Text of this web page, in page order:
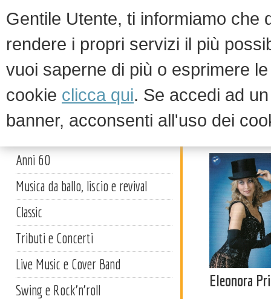
Gentile Utente, ti informiamo che
rendere i propri servizi il più
vuoi saperne di più o esprimere
cookie clicca qui. Se accedi ad
banner, acconsenti all'uso dei
Artisti
Anni 60
Musica da ballo, liscio e revival
Classic
Tributi e Concerti
Live Music e Cover Band
Swing e Rock'n'roll
Grandi
Eleonora